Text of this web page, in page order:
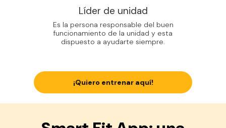
Líder de unidad
Es la persona responsable del buen
funcionamiento de la unidad y esta
dispuesto a ayudarte siempre.
¡Quiero entrenar aquí!